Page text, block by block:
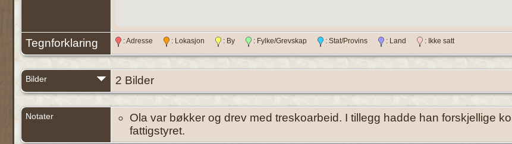
Tegnforklaring : Adresse : Lokasjon : By : Fylke/Grevskap : Stat/Provins : Land : Ikke satt
Bilder 2 Bilder
Notater
Ola var bøkker og drev med treskoarbeid. I tillegg hadde han forskjellige
fattigstyret.